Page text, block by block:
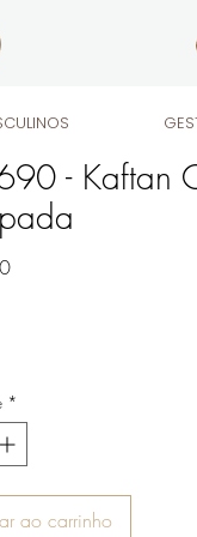
- Kaftan
Preço
*
ao carrinho